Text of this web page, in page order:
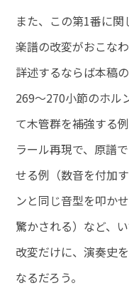
また、この第1番に
楽譜の改変がおこな
詳述するならば本稿
269～270小節のホル
て木管群を補強する
ラール再現で、原譜
せる例（数音を付加
ンと同じ音型を叩か
驚かされる）など、
改変だけに、演奏史
なるだろう。